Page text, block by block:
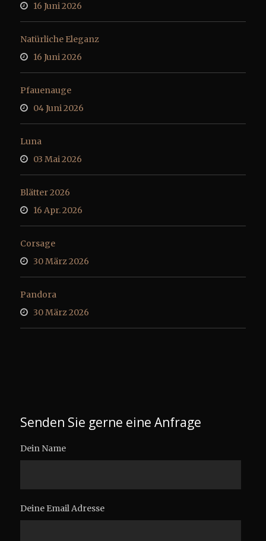
16 Juni 2026
Natürliche Eleganz
16 Juni 2026
Pfauenauge
04 Juni 2026
Luna
03 Mai 2026
Blätter 2026
16 Apr. 2026
Corsage
30 März 2026
Pandora
30 März 2026
Senden Sie gerne eine Anfrage
Dein Name
Deine Email Adresse